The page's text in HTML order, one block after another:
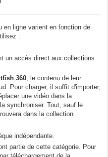
en ligne varient en fonction de
:
un accès direct aux collections
360 , le contenu de leur
Pour charger, il suffit d'importer,
une vidéo dans la
synchroniser. Tout, sauf le
dans la collection
indépendante.
partie de cette catégorie. Pour